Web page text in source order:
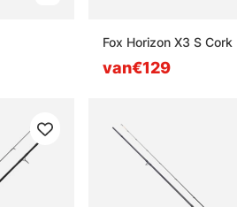
Fox Horizon X3 S Cork
van€129